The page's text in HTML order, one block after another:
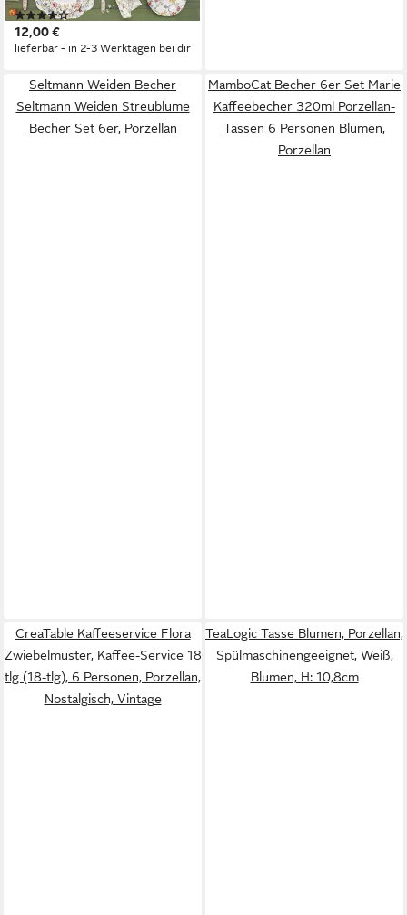
10cm
(1)
12,00 €
lieferbar - in 2-3 Werktagen bei dir
Seltmann Weiden Becher
Seltmann Weiden Streublume
Becher Set 6er, Porzellan
MamboCat Becher 6er Set Marie
Kaffeebecher 320ml Porzellan-
Tassen 6 Personen Blumen,
Porzellan
CreaTable Kaffeeservice Flora
Zwiebelmuster, Kaffee-Service 18
tlg (18-tlg), 6 Personen, Porzellan,
Nostalgisch, Vintage
TeaLogic Tasse Blumen, Porzellan,
Spülmaschinengeeignet, Weiß,
Blumen, H: 10,8cm